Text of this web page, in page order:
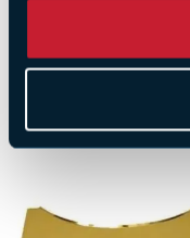
Hinta149,00€